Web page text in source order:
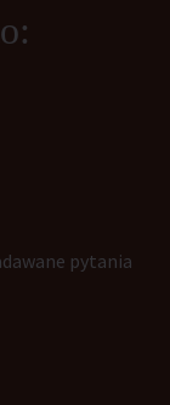
pytania